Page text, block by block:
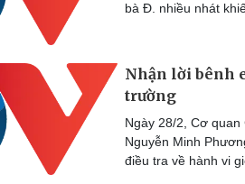
bà Đ. nhiều nhát
Nhận lời bênh
trường
Ngày 28/2, Cơ
Nguyễn Minh
điều tra về hành vi